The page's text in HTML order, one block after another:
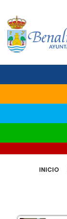
INICIO